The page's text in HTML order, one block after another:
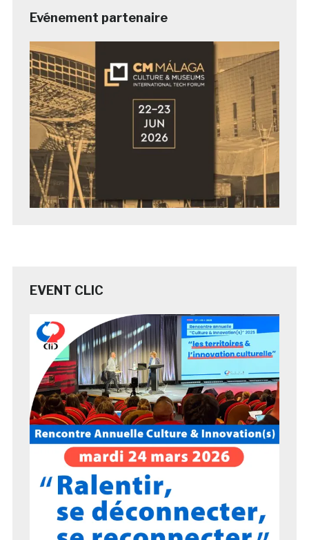
Evénement partenaire
EVENT CLIC